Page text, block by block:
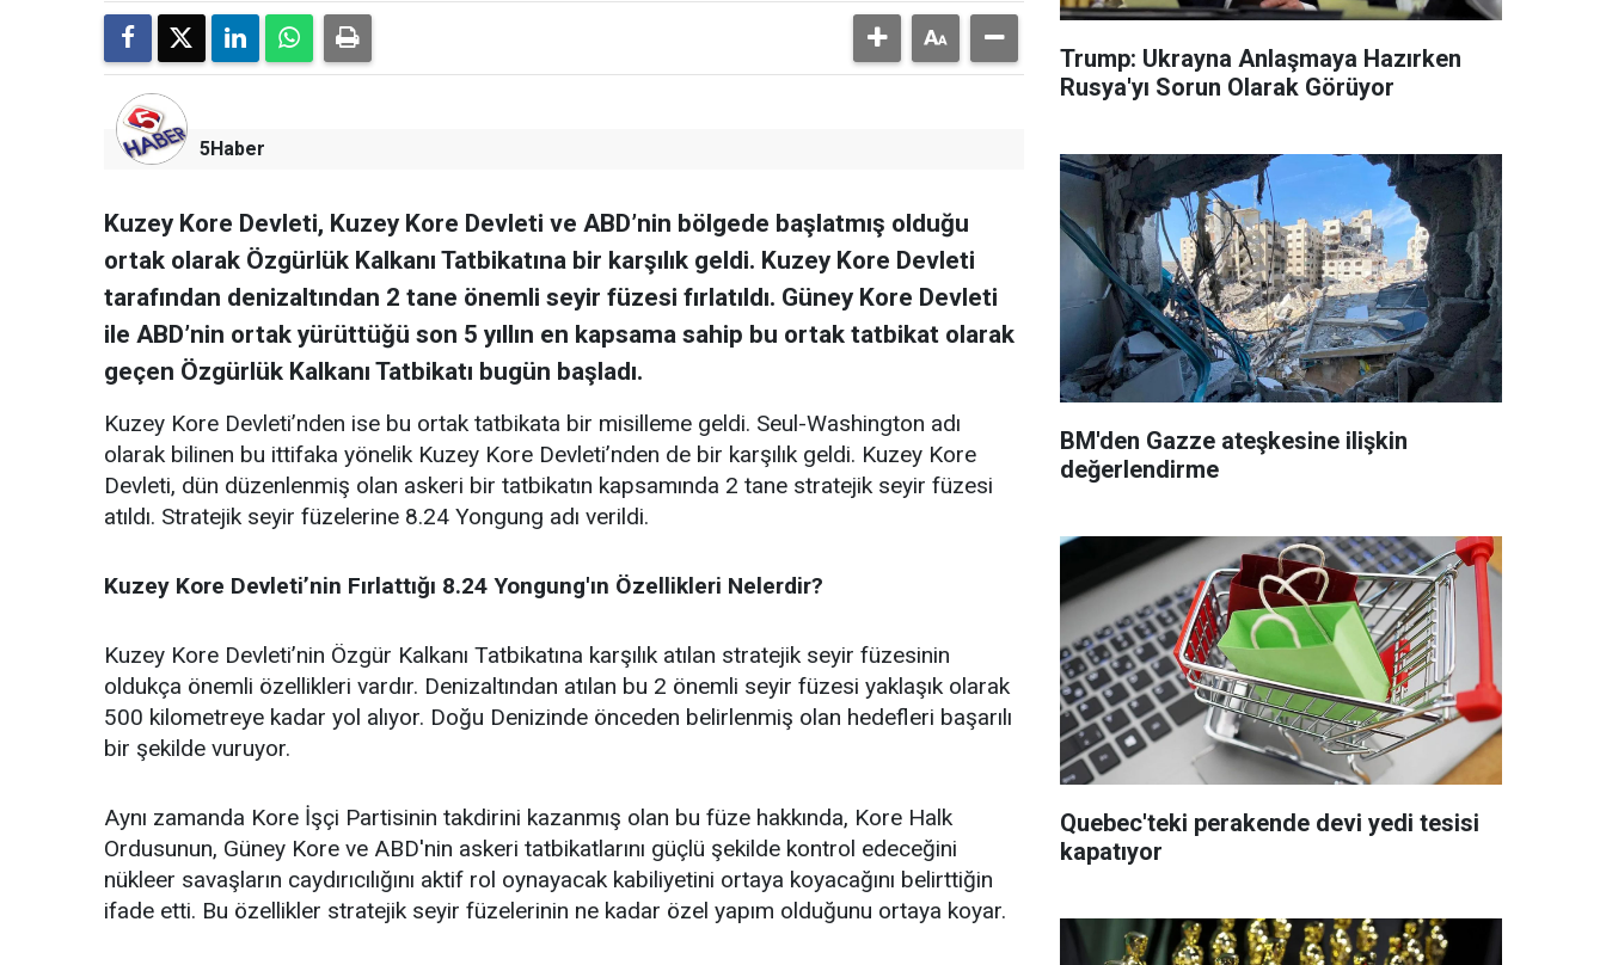
5Haber
Kuzey Kore Devleti, Kuzey Kore Devleti ve ABD’nin bölgede başlatmış olduğu
ortak olarak Özgürlük Kalkanı Tatbikatına bir karşılık geldi. Kuzey Kore Devleti
tarafından denizaltından 2 tane önemli seyir füzesi fırlatıldı. Güney Kore Devleti
ile ABD’nin ortak yürüttüğü son 5 yıllın en kapsama sahip bu ortak tatbikat olarak
geçen Özgürlük Kalkanı Tatbikatı bugün başladı.
Kuzey Kore Devleti’nden ise bu ortak tatbikata bir misilleme geldi. Seul-Washington adı
olarak bilinen bu ittifaka yönelik Kuzey Kore Devleti’nden de bir karşılık geldi. Kuzey Kore
Devleti, dün düzenlenmiş olan askeri bir tatbikatın kapsamında 2 tane stratejik seyir füzesi
atıldı. Stratejik seyir füzelerine 8.24 Yongung adı verildi.
Kuzey Kore Devleti’nin Fırlattığı 8.24 Yongung'ın Özellikleri Nelerdir?
Kuzey Kore Devleti’nin Özgür Kalkanı Tatbikatına karşılık atılan stratejik seyir füzesinin
oldukça önemli özellikleri vardır. Denizaltından atılan bu 2 önemli seyir füzesi yaklaşık olarak
500 kilometreye kadar yol alıyor. Doğu Denizinde önceden belirlenmiş olan hedefleri başarılı
bir şekilde vuruyor.
Aynı zamanda Kore İşçi Partisinin takdirini kazanmış olan bu füze hakkında, Kore Halk
Ordusunun, Güney Kore ve ABD'nin askeri tatbikatlarını güçlü şekilde kontrol edeceğini
nükleer savaşların caydırıcılığını aktif rol oynayacak kabiliyetini ortaya koyacağını belirttiğin
ifade etti. Bu özellikler stratejik seyir füzelerinin ne kadar özel yapım olduğunu ortaya koyar.
Trump: Ukrayna Anlaşmaya Hazırken
Rusya'yı Sorun Olarak Görüyor
BM'den Gazze ateşkesine ilişkin
değerlendirme
Quebec'teki perakende devi yedi tesisi
kapatıyor